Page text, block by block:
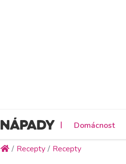
| Domácnost
Recepty Recepty